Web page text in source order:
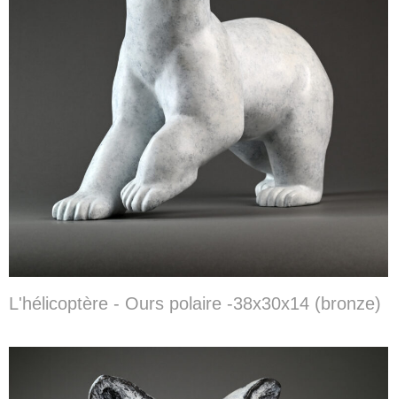
L'hélicoptère - Ours polaire -38x30x14 (bronze)